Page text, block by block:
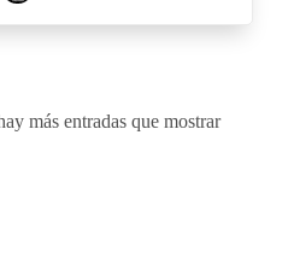
más entradas que mostrar